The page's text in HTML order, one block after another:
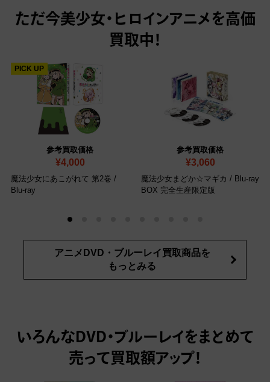
ただ今美少女・ヒロインアニメを高価
買取中！
参考買取価格
¥4,000
PICK UP
魔法少女にあこがれて 第2巻 /
Blu-ray
参考買取価格
¥3,060
魔法少女まどか☆マギカ / Blu-ray
BOX 完全生産限定版
アニメDVD・ブルーレイ買取商品を
もっとみる
いろんなDVD・ブルーレイをまとめて
売って買取額アップ！